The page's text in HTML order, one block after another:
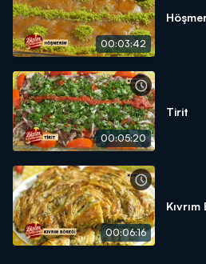
00:03:42
00:05:20
Tirit
00:06:16